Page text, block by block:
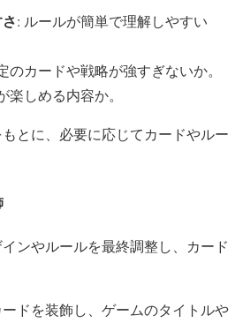
: ルールが簡単で理解しやすい
のカードや戦略が強すぎないか。
楽しめる内容か。
とに、必要に応じてカードやルー
ンやルールを最終調整し、カード
ドを装飾し、ゲームのタイトルや